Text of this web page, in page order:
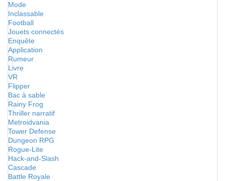
Mode
Inclassable
Football
Jouets connectés
Enquête
Application
Rumeur
Livre
VR
Flipper
Bac à sable
Rainy Frog
Thriller narratif
Metroidvania
Tower Defense
Dungeon RPG
Rogue-Lite
Hack-and-Slash
Cascade
Battle Royale